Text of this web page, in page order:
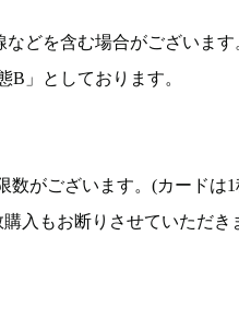
どを含む場合がございます
B」としております。
がございます。(カードは
入もお断りさせていただき